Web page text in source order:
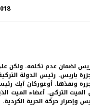
باريس لضمان عدم تكلمه.
باريس. رئيس الدولة
ونفذها. أوغوركان آيك
التركي. أعضاء الميت
وإصرار حركة الحرية الكردية.